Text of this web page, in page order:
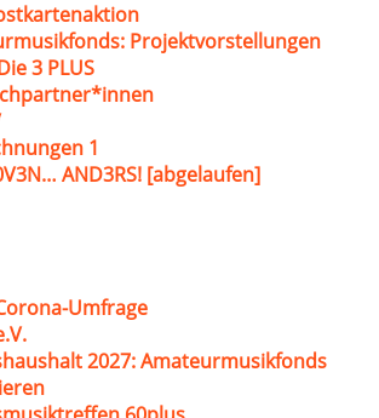
Projektvorstellungen
3 PLUS
1
AND3RS! [abgelaufen]
Umfrage
2027: Amateurmusikfonds